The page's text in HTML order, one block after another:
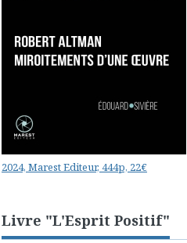
2024, Marest Editeur, 444p, 22€
Livre "L'Esprit Positif"